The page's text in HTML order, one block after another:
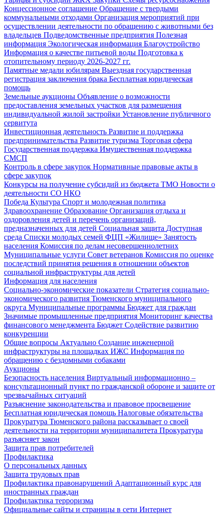
Концессионное соглашение Обращение с твердыми
коммунальными отходами Организация мероприятий при
осуществлении деятельности по обращению с животными без
владельцев Подведомственные предприятия Полезная
информация Экологическая информация Благоустройство
Информация о качестве питьевой воды Подготовка к
отопительному периоду 2026-2027 гг.
Памятные медали юбилярам Выездная государственная
регистрация заключения брака Бесплатная юридическая
помощь
Земельные аукционы Объявление о возможности
предоставления земельных участков для размещения
индивидуальной жилой застройки Установление публичного
сервитута
Инвестиционная деятельность Развитие и поддержка
предпринимательства Развитие туризма Торговая сфера
Государственная поддержка Имущественная поддержка
СМСП
Контроль в сфере закупок Нормативные правовые акты в
сфере закупок
Конкурсы на получение субсидий из бюджета ТМО Новости о
деятельности СО НКО
Победа Культура Спорт и молодежная политика
Здравоохранение Образование Организация отдыха и
оздоровления детей и перечень организаций,
предназначенных для детей Социальная защита Доступная
среда Списки молодых семей ФЦП «Жилище» Занятость
населения Комиссия по делам несовершеннолетних
Муниципальные услуги Совет ветеранов Комиссия по оценке
последствий принятия решения в отношении объектов
социальной инфраструктуры для детей
Информация для населения
Социально-экономические показатели Стратегия социально-
экономического развития Тюменского муниципального
округа Муниципальные программы Бюджет для граждан
Значимые промышленные предприятия Мониторинг качества
финансового менеджмента Бюджет Содействие развитию
конкуренции
Общие вопросы Актуально Создание инженерной
инфраструктуры на площадках ИЖС Информация по
обращению с бездомными собаками
Аукционы
Безопасность населения Виртуальный информационно –
консультационный пункт по гражданской обороне и защите от
чрезвычайных ситуаций
Разъяснение законодательства и правовое просвещение
Бесплатная юридическая помощь Налоговые обязательства
Прокуратура Тюменского района рассказывает о своей
деятельности на территории муниципалитета Прокуратура
разъясняет закон
Защита прав потребителей
Профилактика
О персональных данных
Защита трудовых прав
Профилактика правонарушений Адаптационный курс для
иностранных граждан
Профилактика терроризма
Официальные сайты и страницы в сети Интернет